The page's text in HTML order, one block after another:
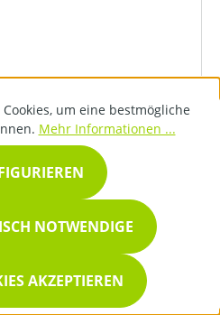
um eine bestmögliche
Mehr Informationen ...
NOTWENDIGE
AKZEPTIEREN